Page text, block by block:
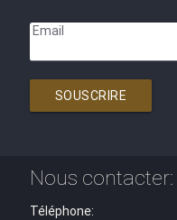
Email
SOUSCRIRE
Nous contacter:
Téléphone: